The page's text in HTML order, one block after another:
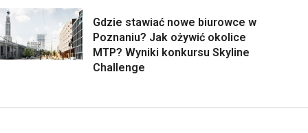
Gdzie stawiać nowe biurowce w
Poznaniu? Jak ożywić okolice
MTP? Wyniki konkursu Skyline
Challenge